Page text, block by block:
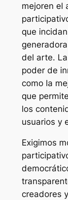
mejoren el
que
del arte.
poder de
como la
que
los
usuarios y
Exigimos
creadores